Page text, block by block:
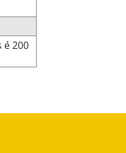
é 200